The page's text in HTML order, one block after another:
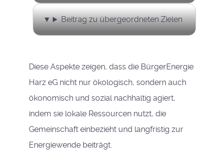
Beitrag zu übergeordneten Zielen
Diese Aspekte zeigen, dass die BürgerEnergie
Harz eG nicht nur ökologisch, sondern auch
ökonomisch und sozial nachhaltig agiert,
indem sie lokale Ressourcen nutzt, die
Gemeinschaft einbezieht und langfristig zur
Energiewende beiträgt.